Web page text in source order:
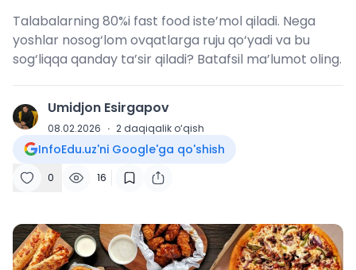
Talabalarning 80%i fast food iste’mol qiladi. Nega
yoshlar nosog‘lom ovqatlarga ruju qo‘yadi va bu
sog‘liqqa qanday ta’sir qiladi? Batafsil ma’lumot oling.
U Umidjon Esirgapov
08.02.2026 · 2 daqiqalik o‘qish
InfoEdu.uz'ni Google'ga qo'shish
0 16